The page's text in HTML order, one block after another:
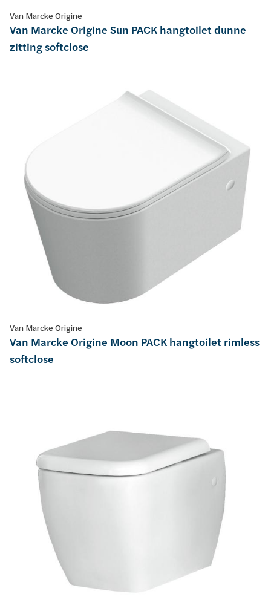
Van Marcke Origine
Van Marcke Origine Sun PACK hangtoilet dunne
zitting softclose
Van Marcke Origine
Van Marcke Origine Moon PACK hangtoilet rimless
softclose